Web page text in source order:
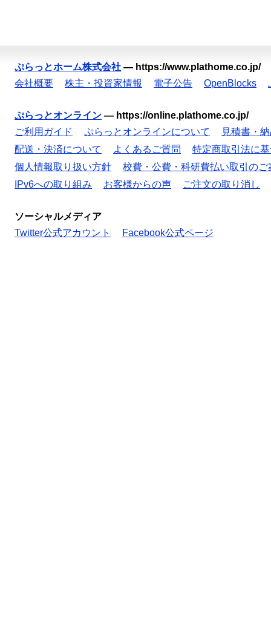
ぷらっとホーム株式会社 — https://www.plathome.co.jp/
会社概要
株主・投資家情報 電子公告 OpenBlocks
ぷらっとオンライン — https://online.plathome.co.jp/
ご利用ガイド
ぷらっとオンラインについて
見積書・
配送・決済について
よくあるご質問
特定商取引法に
個人情報取り扱い方針
校費・公費・科研費払い取引のご
IPv6への取り組み
お客様からの声 ご注文の取り消し
ソーシャルメディア
Twitter公式アカウント
Facebook公式ページ